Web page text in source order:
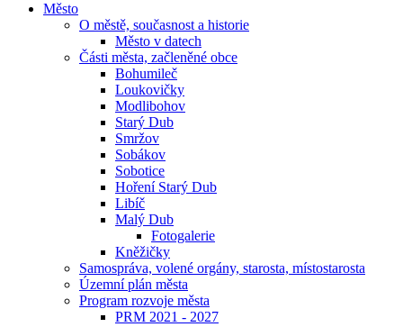
Město
O městě, současnost a historie
Město v datech
Části města, začleněné obce
Bohumileč
Loukovičky
Modlibohov
Starý Dub
Smržov
Sobákov
Sobotice
Hoření Starý Dub
Libíč
Malý Dub
Fotogalerie
Kněžičky
Samospráva, volené orgány, starosta, místostarosta
Územní plán města
Program rozvoje města
PRM 2021 - 2027